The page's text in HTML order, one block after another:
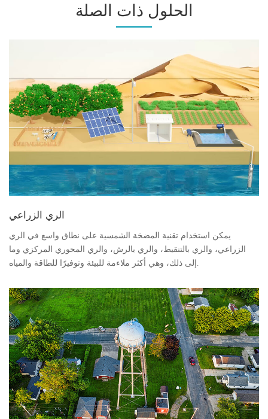
الحلول ذات الصلة
الري الزراعي
يمكن استخدام تقنية المضخة الشمسية على نطاق واسع في الري
الزراعي، والري بالتنقيط، والري بالرش، والري المحوري المركزي وما
إلى ذلك، وهي أكثر ملاءمة للبيئة وتوفيرًا للطاقة والمياه.